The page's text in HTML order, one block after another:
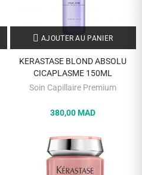
AJOUTER AU PANIER
KERASTASE BLOND ABSOLU
CICAPLASME 150ML
Soin Capillaire Premium
380,00 MAD